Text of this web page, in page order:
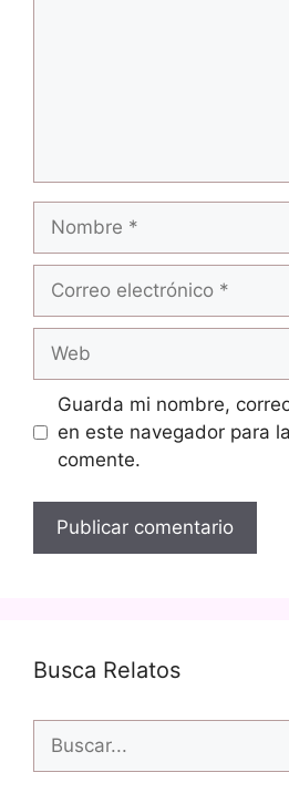
electrónico
Guarda mi nombre,
en este navegador para
comente.
Busca Relatos
Buscar: